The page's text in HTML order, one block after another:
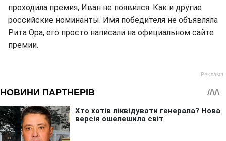
проходила премия, Иван не появился. Как и другие
российские номинанты. Имя победителя не объявляла
Рита Ора, его просто написали на официальном сайте
премии.